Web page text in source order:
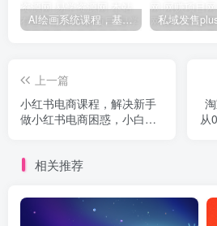
AI绘画系统课程，基础入门-实战案例-商业应用
上一篇
小红书电商课程，解决新手
做小红书电商困惑，小白一
从
相关推荐